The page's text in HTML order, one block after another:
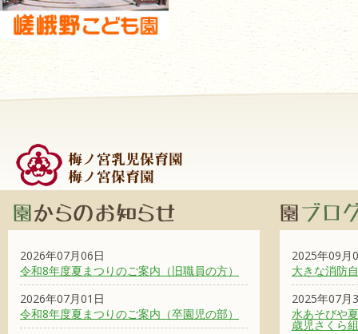
2026年07月06日
令和8年度夏まつりのご案内（旧職員の方）
2026年07月01日
令和8年度夏まつりのご案内（卒園児の部）
2025年09月
大きな消防
2025年07月
水あそびや
歳児さくら